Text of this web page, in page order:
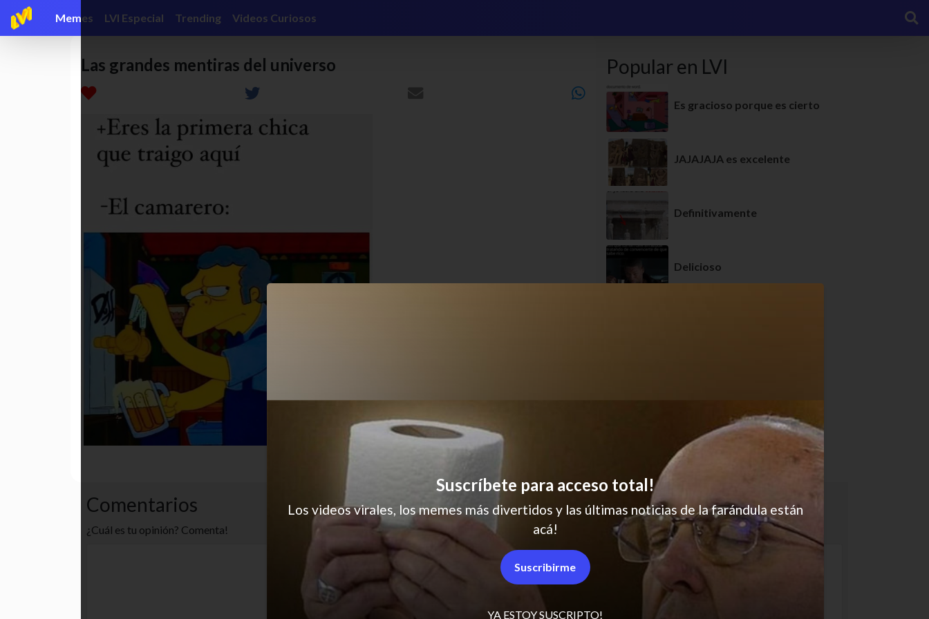
Memes LVI Especial Trending Videos Curiosos
Las grandes mentiras del universo Popular en LVI
Es gracioso porque es cierto
JAJAJAJA es excelente
Definitivamente
Delicioso
Comentarios
¿Cuál es tu opinión? Comenta!
YA ESTOY SUSCRIPTO!
Suscríbete para acceso total!
Los videos virales, los memes más divertidos y las últimas noticias de la farándula están
acá!
Suscribirme